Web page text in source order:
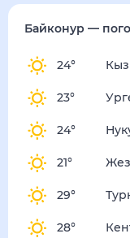
Байконур —
24°
23°
24°
21°
29°
28°